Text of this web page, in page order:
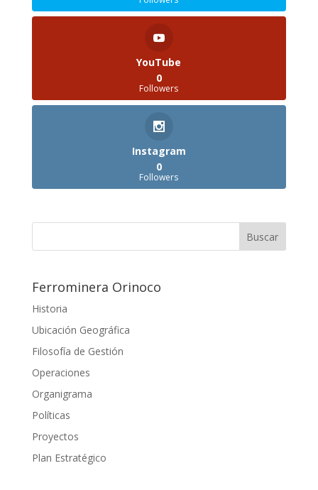
YouTube
0
Followers
Instagram
0
Followers
Ferrominera Orinoco
Historia
Ubicación Geográfica
Filosofía de Gestión
Operaciones
Organigrama
Políticas
Proyectos
Plan Estratégico